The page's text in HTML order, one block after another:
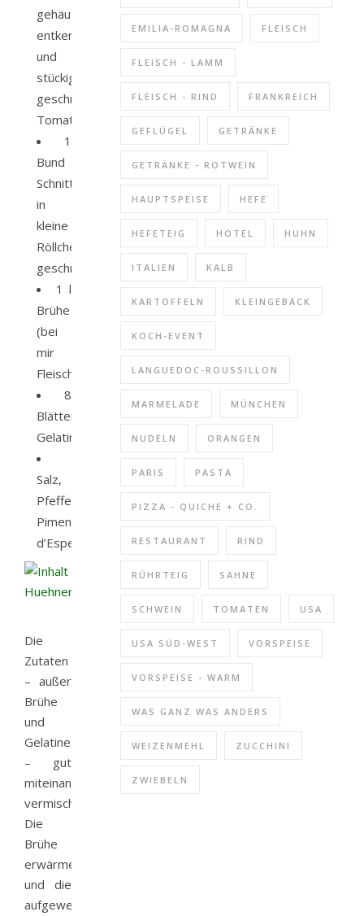
gehäutete
entkernte
und
stückig
geschnittene
Tomaten
1
Bund
Schnittlauch
in
kleine
Röllchen
geschnitten
1 l
Brühe
(bei
mir
Fleischbrühe)
8
Blätter
Gelatine
Salz,
Pfeffer,
Piment
d’Espelette
Die
Zutaten
– außer
Brühe
und
Gelatine
– gut
miteinander
vermischen.
Die
Brühe
erwärmen
und die
aufgeweichten
EMILIA-ROMAGNA FLEISCH
FLEISCH - LAMM
FLEISCH - RIND FRANKREICH
GEFLÜGEL GETRÄNKE
GETRÄNKE - ROTWEIN
HAUPTSPEISE HEFE
HEFETEIG HOTEL HUHN
ITALIEN KALB
KARTOFFELN KLEINGEBÄCK
KOCH-EVENT
LANGUEDOC-ROUSSILLON
MARMELADE MÜNCHEN
NUDELN ORANGEN
PARIS PASTA
PIZZA - QUICHE + CO.
RESTAURANT RIND
RÜHRTEIG SAHNE
SCHWEIN TOMATEN USA
USA SÜD-WEST VORSPEISE
VORSPEISE - WARM
WAS GANZ WAS ANDERS
WEIZENMEHL ZUCCHINI
ZWIEBELN